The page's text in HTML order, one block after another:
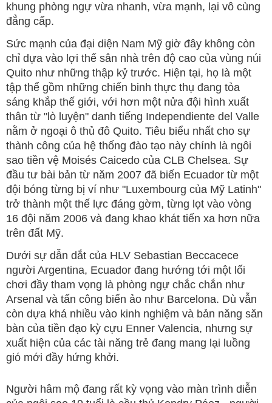
khung phòng ngự vừa nhanh, vừa mạnh, lại vô cùng
đẳng cấp.
Sức mạnh của đại diện Nam Mỹ giờ đây không còn
chỉ dựa vào lợi thế sân nhà trên độ cao của vùng núi
Quito như những thập kỷ trước. Hiện tại, họ là một
tập thể gồm những chiến binh thực thụ đang tỏa
sáng khắp thế giới, với hơn một nửa đội hình xuất
thân từ "lò luyện" danh tiếng Independiente del Valle
nằm ở ngoại ô thủ đô Quito. Tiêu biểu nhất cho sự
thành công của hệ thống đào tạo này chính là ngôi
sao tiền vệ Moisés Caicedo của CLB Chelsea. Sự
đầu tư bài bản từ năm 2007 đã biến Ecuador từ một
đội bóng từng bị ví như "Luxembourg của Mỹ Latinh"
trở thành một thế lực đáng gờm, từng lọt vào vòng
16 đội năm 2006 và đang khao khát tiến xa hơn nữa
trên đất Mỹ.
Dưới sự dẫn dắt của HLV Sebastian Beccacece
người Argentina, Ecuador đang hướng tới một lối
chơi đầy tham vọng là phòng ngự chắc chắn như
Arsenal và tấn công biến ảo như Barcelona. Dù vẫn
còn dựa khá nhiều vào kinh nghiệm và bản năng săn
bàn của tiền đạo kỳ cựu Enner Valencia, nhưng sự
xuất hiện của các tài năng trẻ đang mang lại luồng
gió mới đầy hứng khởi.
Người hâm mộ đang rất kỳ vọng vào màn trình diễn